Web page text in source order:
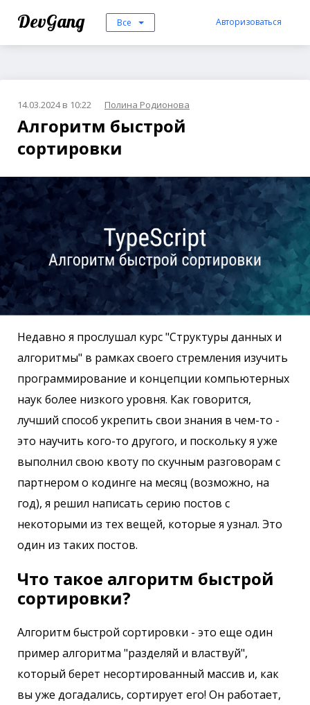
DevGang Все Авторизоваться
14.03.2024 в 10:22 Полина Родионова
Алгоритм быстрой
сортировки
Недавно я прослушал курс "Структуры данных и
алгоритмы" в рамках своего стремления изучить
программирование и концепции компьютерных
наук более низкого уровня. Как говорится,
лучший способ укрепить свои знания в чем-то -
это научить кого-то другого, и поскольку я уже
выполнил свою квоту по скучным разговорам с
партнером о кодинге на месяц (возможно, на
год), я решил написать серию постов с
некоторыми из тех вещей, которые я узнал. Это
один из таких постов.
Что такое алгоритм быстрой
сортировки?
Алгоритм быстрой сортировки - это еще один
пример алгоритма "разделяй и властвуй",
который берет несортированный массив и, как
вы уже догадались, сортирует его! Он работает,